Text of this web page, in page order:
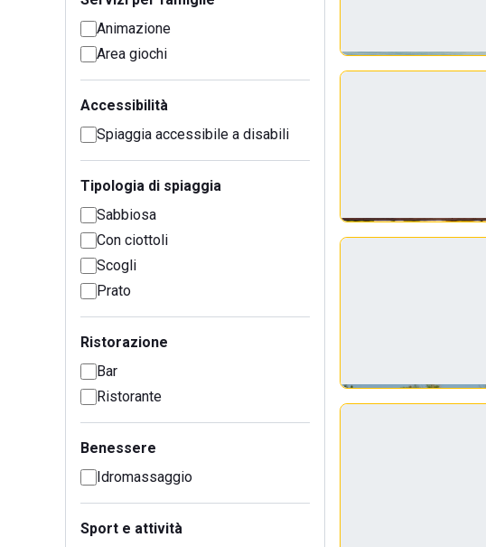
Animazione
Area giochi
Accessibilità
Spiaggia accessibile a disabili
Tipologia di spiaggia
Sabbiosa
Con ciottoli
Scogli
Prato
Ristorazione
Bar
Ristorante
Benessere
Idromassaggio
Sport e attività